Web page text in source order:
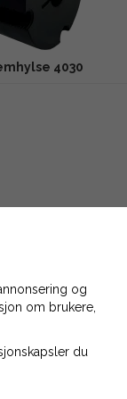
4030
og
om brukere,
du